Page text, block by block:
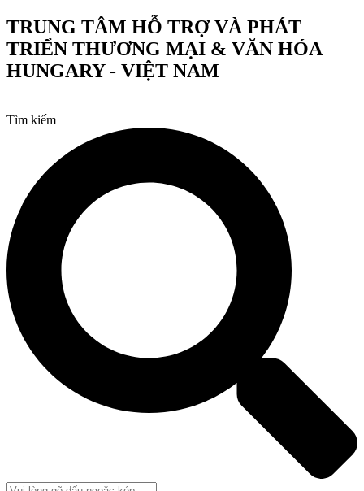
Chuyển
đến
nội
dung
TRUNG TÂM HỖ TRỢ VÀ PHÁT
TRIỂN THƯƠNG MẠI & VĂN HÓA
HUNGARY - VIỆT NAM
Tìm kiếm